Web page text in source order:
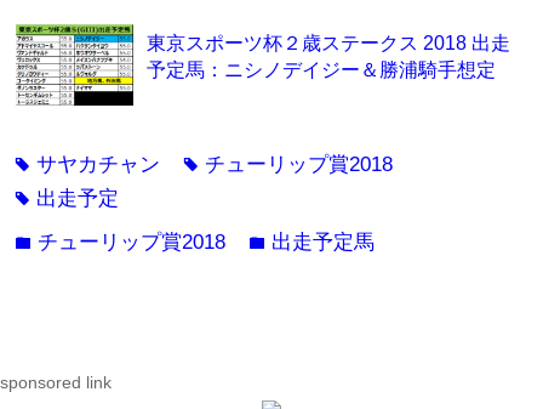
東京スポーツ杯２歳ステークス 2018 出走
予定馬：ニシノデイジー＆勝浦騎手想定
tagサヤカチャン tag チューリップ賞2018
tag 出走予定
folder チューリップ賞2018 folder 出走予定馬
sponsored link